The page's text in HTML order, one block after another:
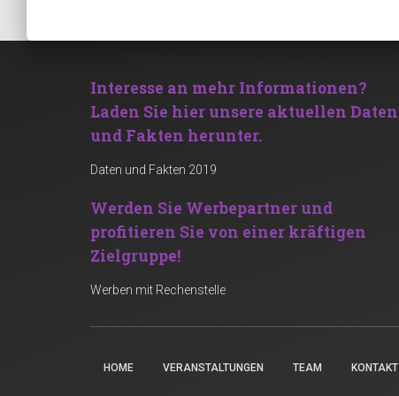
Interesse an mehr Informationen?
Laden Sie hier unsere aktuellen Daten
und Fakten herunter.
Daten und Fakten 2019
Werden Sie Werbepartner und
profitieren Sie von einer kräftigen
Zielgruppe!
Werben mit Rechenstelle
HOME VERANSTALTUNGEN TEAM KONTAKT